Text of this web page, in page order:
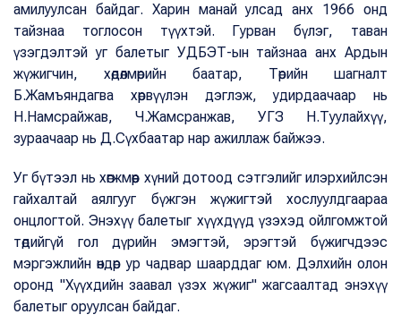
амилуулсан байдаг. Харин манай улсад анх 1966 онд
тайзнаа тоглосон түүхтэй. Гурван бүлэг, таван
үзэгдэлтэй уг балетыг УДБЭТ-ын тайзнаа анх Ардын
жүжигчин, хөдөлмөрийн баатар, Төрийн шагналт
Б.Жамъяндагва хөрвүүлэн дэглэж, удирдаачаар нь
Н.Намсрайжав, Ч.Жамсранжав, УГЗ Н.Туулайхүү,
зураачаар нь Д.Сүхбаатар нар ажиллаж байжээ.
Уг бүтээл нь хөгжмөөр хүний дотоод сэтгэлийг илэрхийлсэн
гайхалтай аялгууг бүжгэн жүжигтэй хослуулдгаараа
онцлогтой. Энэхүү балетыг хүүхдүүд үзэхэд ойлгомжтой
төдийгүй гол дүрийн эмэгтэй, эрэгтэй бүжигчдээс
мэргэжлийн өндөр ур чадвар шаарддаг юм. Дэлхийн олон
оронд "Хүүхдийн заавал үзэх жүжиг" жагсаалтад энэхүү
балетыг оруулсан байдаг.